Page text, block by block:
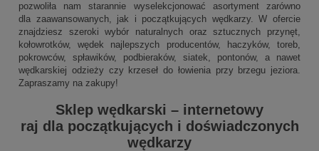
pozwoliła nam starannie wyselekcjonować asortyment zarówno
dla zaawansowanych, jak i początkujących wędkarzy. W ofercie
znajdziesz szeroki wybór naturalnych oraz sztucznych przynęt,
kołowrotków, wędek najlepszych producentów, haczyków, toreb,
pokrowców, spławików, podbieraków, siatek, pontonów, a nawet
wędkarskiej odzieży czy krzeseł do łowienia przy brzegu jeziora.
Zapraszamy na zakupy!
Sklep wędkarski – internetowy
raj dla początkujących i doświadczonych
wędkarzy